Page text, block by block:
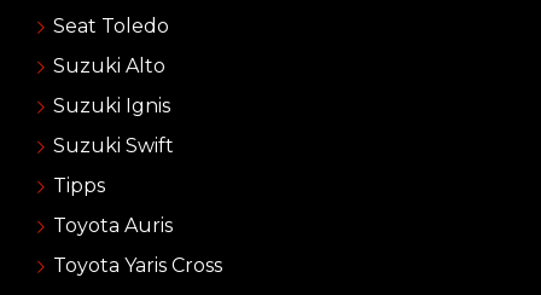
Seat Toledo
Suzuki Alto
Suzuki Ignis
Suzuki Swift
Tipps
Toyota Auris
Toyota Yaris Cross